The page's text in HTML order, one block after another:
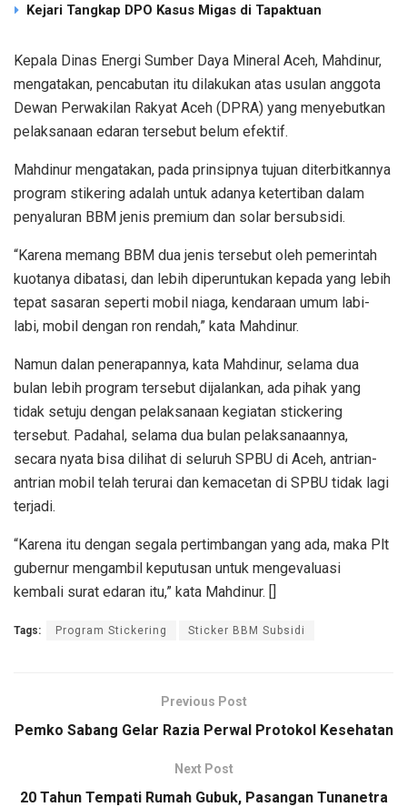
Kejari Tangkap DPO Kasus Migas di Tapaktuan
Kepala Dinas Energi Sumber Daya Mineral Aceh, Mahdinur,
mengatakan, pencabutan itu dilakukan atas usulan anggota
Dewan Perwakilan Rakyat Aceh (DPRA) yang menyebutkan
pelaksanaan edaran tersebut belum efektif.
Mahdinur mengatakan, pada prinsipnya tujuan diterbitkannya
program stikering adalah untuk adanya ketertiban dalam
penyaluran BBM jenis premium dan solar bersubsidi.
“Karena memang BBM dua jenis tersebut oleh pemerintah
kuotanya dibatasi, dan lebih diperuntukan kepada yang lebih
tepat sasaran seperti mobil niaga, kendaraan umum labi-
labi, mobil dengan ron rendah,” kata Mahdinur.
Namun dalan penerapannya, kata Mahdinur, selama dua
bulan lebih program tersebut dijalankan, ada pihak yang
tidak setuju dengan pelaksanaan kegiatan stickering
tersebut. Padahal, selama dua bulan pelaksanaannya,
secara nyata bisa dilihat di seluruh SPBU di Aceh, antrian-
antrian mobil telah terurai dan kemacetan di SPBU tidak lagi
terjadi.
“Karena itu dengan segala pertimbangan yang ada, maka Plt
gubernur mengambil keputusan untuk mengevaluasi
kembali surat edaran itu,” kata Mahdinur. []
Tags: Program Stickering Sticker BBM Subsidi
Previous Post
Pemko Sabang Gelar Razia Perwal Protokol Kesehatan
Next Post
20 Tahun Tempati Rumah Gubuk, Pasangan Tunanetra